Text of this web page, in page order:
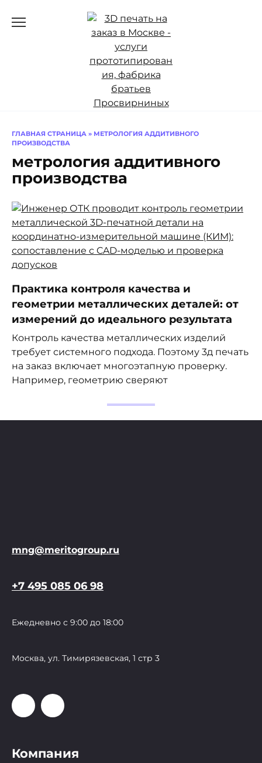
ГЛАВНАЯ СТРАНИЦА » МЕТРОЛОГИЯ АДДИТИВНОГО
ПРОИЗВОДСТВА
метрология аддитивного
производства
Практика контроля качества и
геометрии металлических деталей: от
измерений до идеального результата
Контроль качества металлических изделий
требует системного подхода. Поэтому 3д печать
на заказ включает многоэтапную проверку.
Например, геометрию сверяют
mng@meritogroup.ru
+7 495 085 06 98
Ежедневно с 9:00 до 18:00
Москва, ул. Тимирязевская, 1 стр 3
Компания